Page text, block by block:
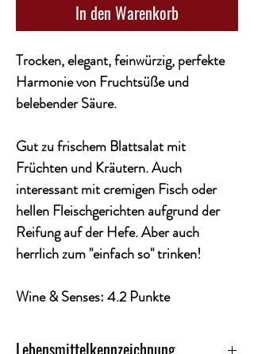
In den Warenkorb
Trocken, elegant, feinwürzig, perfekte
Harmonie von Fruchtsüße und
belebender Säure.
Gut zu frischem Blattsalat mit
Früchten und Kräutern. Auch
interessant mit cremigen Fisch oder
hellen Fleischgerichten aufgrund der
Reifung auf der Hefe. Aber auch
herrlich zum "einfach so" trinken!
Wine & Senses: 4.2 Punkte